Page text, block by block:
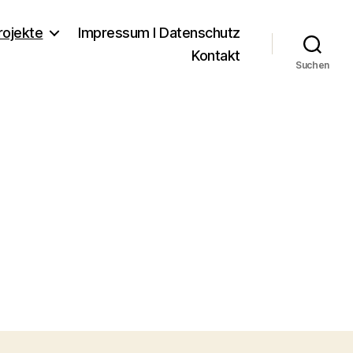
Impressum I Datenschutz
Kontakt
Suchen